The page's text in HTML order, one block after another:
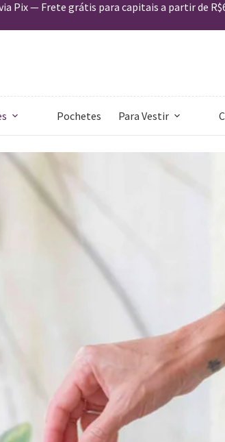
Pix — Frete grátis para capitais a partir de
Pochetes Para Vestir